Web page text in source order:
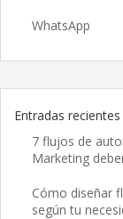
WhatsApp
Entradas recientes
7 flujos de
Marketing
Cómo diseñar
según tu